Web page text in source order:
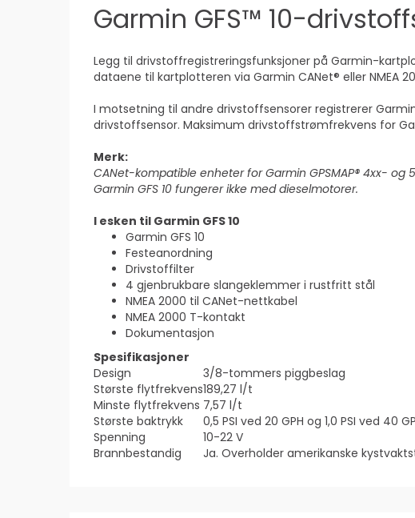
Garmin GFS™ 10-
Legg til drivstoffregistreringsfunksjoner på Garmin-
dataene til kartplotteren via Garmin CANet® eller NMEA
I motsetning til andre drivstoffsensorer registrerer
drivstoffsensor. Maksimum drivstoffstrømfrekvens for
Merk:
CANet-kompatible enheter for Garmin GPSMAP® 4xx-
Garmin GFS 10 fungerer ikke med dieselmotorer.
I esken til Garmin GFS 10
Garmin GFS 10
Festeanordning
Drivstoffilter
4 gjenbrukbare slangeklemmer i rustfritt stål
NMEA 2000 til CANet-nettkabel
NMEA 2000 T-kontakt
Dokumentasjon
Spesifikasjoner
Design
3/8-tommers piggbeslag
Største flytfrekvens189,27 l/t
Minste flytfrekvens 7,57 l/t
Største baktrykk
0,5 PSI ved 20 GPH og 1,0 PSI ved 40
Spenning
10-22 V
Brannbestandig
Ja. Overholder amerikanske